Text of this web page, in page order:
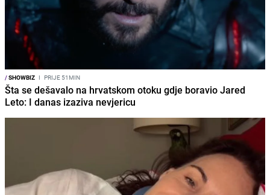
/SHOWBIZ I PRIJE 51MIN
Šta se dešavalo na hrvatskom otoku gdje boravio Jared
Leto: I danas izaziva nevjericu